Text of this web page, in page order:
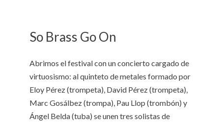
So Brass Go On
Abrimos el festival con un concierto cargado de
virtuosismo: al quinteto de metales formado por
Eloy Pérez (trompeta), David Pérez (trompeta),
Marc Gosálbez (trompa), Pau Llop (trombón) y
Ángel Belda (tuba) se unen tres solistas de